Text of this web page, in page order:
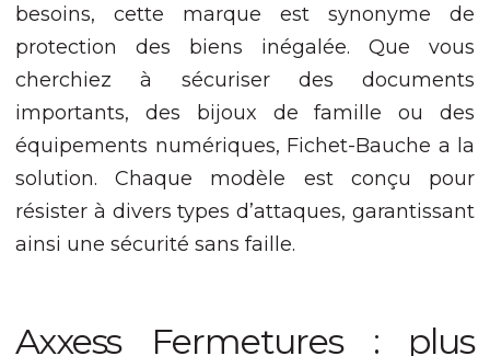
besoins, cette marque est synonyme de
protection des biens inégalée. Que vous
cherchiez à sécuriser des documents
importants, des bijoux de famille ou des
équipements numériques, Fichet-Bauche a la
solution. Chaque modèle est conçu pour
résister à divers types d’attaques, garantissant
ainsi une sécurité sans faille.
Axxess Fermetures : plus
de la façon
dont le site
Web est
utilisé.
Expérience
Afin que notre
fonctionne
aussi bien que
certaines